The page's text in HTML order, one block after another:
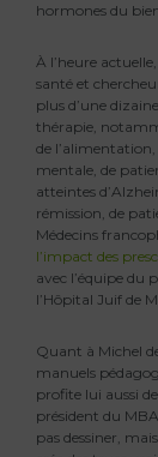
hormones du
À l’heure
santé et
plus d’une
thérapie,
de l’alimentation,
mentale, de
atteintes
rémission, de
Médecins
l’impact des
avec l’équipe du
l’Hôpital Juif de
Quant à Michel
manuels
profite lui aussi
président du
pas dessiner,